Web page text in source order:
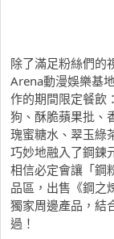
除了滿足粉絲們
Arena動漫娛樂基
作的期間限定餐飲
狗、酥脆蘋果批、
瑰蜜糖水、翠玉綠
巧妙地融入了鋼鍊
相信必定會讓「鋼
品區，出售《鋼之
獨家周邊產品，結
過！